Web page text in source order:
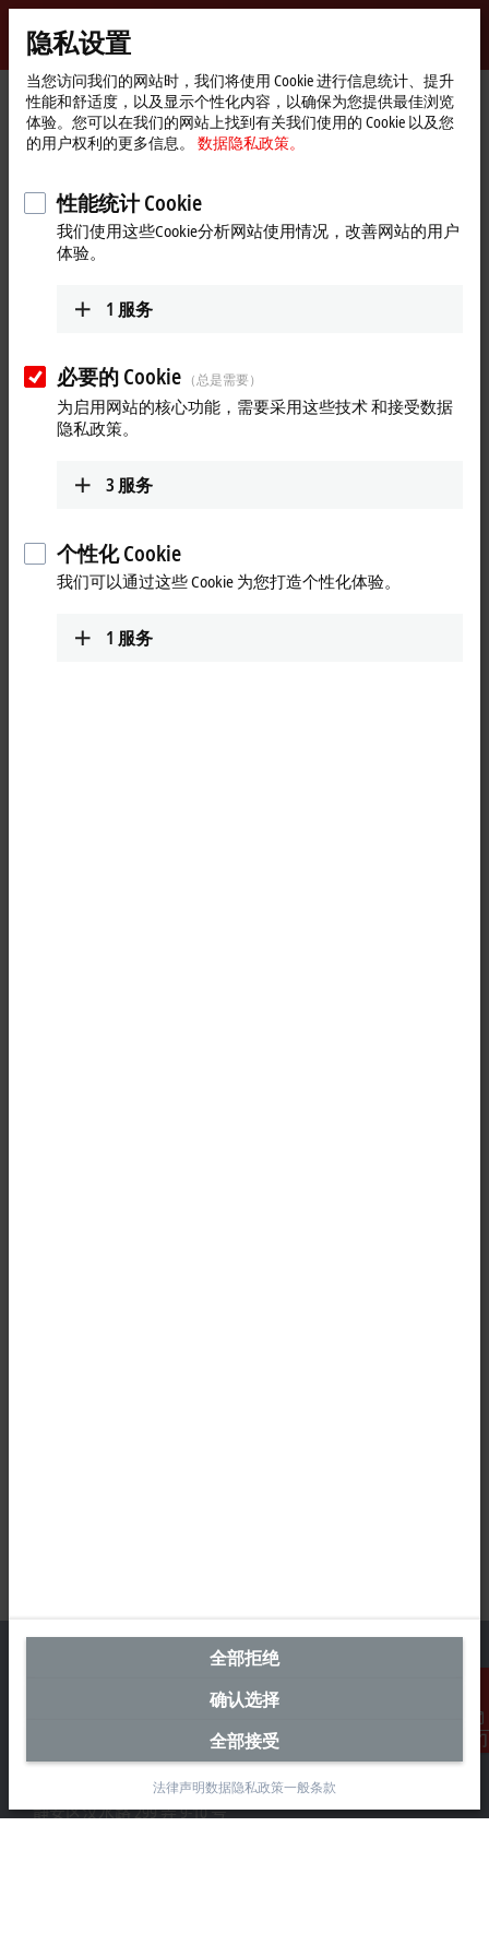
Beckhoff
-
自
动
化
技
术
Start
page
产品 运动控制 旋转伺服电机 AM8000 | 伺服电机
联系我们
AM8000 | 伺服电机
产品概览表 产品搜索器
高动态性动力装置，德国制造
AM8000 系列同步伺服电机具有经久耐用、功率大的特点。该
系列有七 7 种规格以及 4 种长度可选，堵转扭矩范围为
0.2...129 Nm，转速最高可达 12,000 rpm，应用范围非常广泛。
该系列的高性能伺服电机具有功率大、体积小的特点。它结合
的热接触。
提高了 5 倍。电机可选择配备单电缆技术（
器（标准双电缆）。如果配备的是单电缆技术，则无需使用编
码器电缆。反馈信号直接采用数字化方式通过现有的标准电机
采用模块化设计，因此可以根据客户的需求速进行机械调整。
诸如轴承等易磨损部件可保证的使用寿命长达 30,000 小时，特
毕孚自动化设备贸易(上海)有限公司
市北智汇园4号楼
静安区汶水路 299 弄 9-10 号
隐私设置
当您访问我们的网站时，我们将使用 Cookie 进行信息统计、提升
性能和舒适度，以及显示个性化内容，以确保为您提供最佳浏览
体验。您可以在我们的网站上找到有关我们使用的 Cookie 以及您
的用户权利的更多信息。
数据隐私政策。
性能统计 Cookie
我们使用这些Cookie分析网站使用情况，改善网站的用户
体验。
1 服务
必要的 Cookie （总是需要）
为启用网站的核心功能，需要采用这些技术 和接受数据
隐私政策。
3 服务
个性化 Cookie
我们可以通过这些 Cookie 为您打造个性化体验。
1 服务
全部拒绝
确认选择
全部接受
法律声明数据隐私政策一般条款